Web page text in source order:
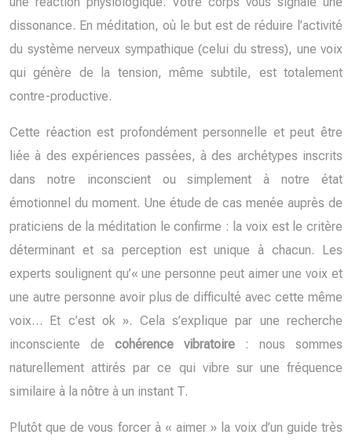
dissonance. En méditation, où le but est de réduire l’activité
du système nerveux sympathique (celui du stress), une voix
qui génère de la tension, même subtile, est totalement
contre-productive.
Cette réaction est profondément personnelle et peut être
liée à des expériences passées, à des archétypes inscrits
dans notre inconscient ou simplement à notre état
émotionnel du moment. Une étude de cas menée auprès de
praticiens de la méditation le confirme : la voix est le critère
déterminant et sa perception est unique à chacun. Les
experts soulignent qu’« une personne peut aimer une voix et
une autre personne avoir plus de difficulté avec cette même
voix… Et c’est ok ». Cela s’explique par une recherche
inconsciente de cohérence vibratoire : nous sommes
naturellement attirés par ce qui vibre sur une fréquence
similaire à la nôtre à un instant T.
Plutôt que de vous forcer à « aimer » la voix d’un guide très